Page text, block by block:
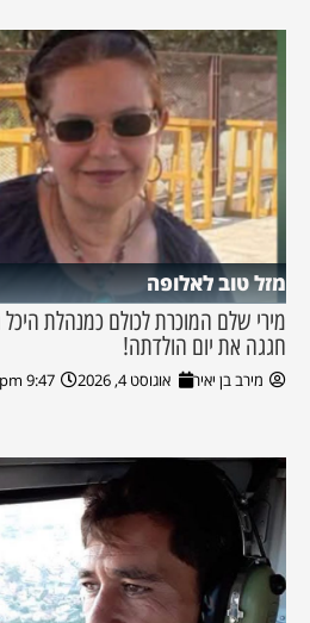
מזל טוב לאלופה
מירי שלם המוכרת לכולם כמנהלת היכל
חגגה את יום הולדתה!
מירב בן יאיר אוגוסט 4, 2026 9:47 pm